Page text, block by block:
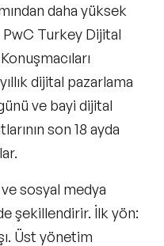
daha yüksek
Turkey Dijital
dijital pazarlama
ve bayi dijital
son 18 ayda
sosyal medya
şekillendirir. İlk yön:
Üst yönetim